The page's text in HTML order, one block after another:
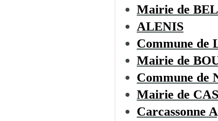
Mairie de
ALENIS
Commune de
Mairie de
Commune de
Mairie de
Carcassonne